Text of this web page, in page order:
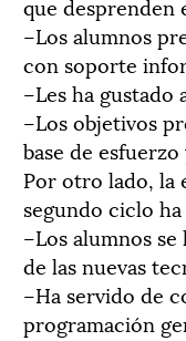
que desprenden
–Los alumnos
con soporte
–Les ha gustado
–Los objetivos
base de
Por otro lado, la
segundo ciclo
–Los alumnos
de las nuevas
–Ha servido de
programación